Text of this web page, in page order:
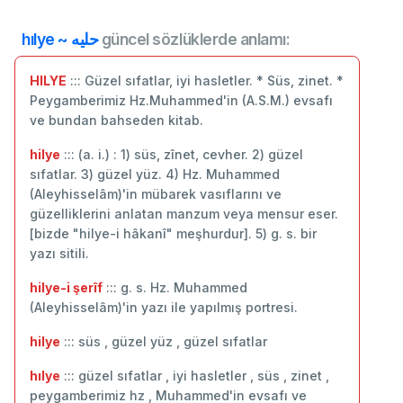
hılye ~ حليهgüncel sözlüklerde anlamı:
HILYE ::: Güzel sıfatlar, iyi hasletler. * Süs, zinet. *
Peygamberimiz Hz.Muhammed'in (A.S.M.) evsafı
ve bundan bahseden kitab.
hilye ::: (a. i.) : 1) süs, zînet, cevher. 2) güzel
sıfatlar. 3) güzel yüz. 4) Hz. Muhammed
(Aleyhisselâm)'in mübarek vasıflarını ve
güzelliklerini anlatan manzum veya mensur eser.
[bizde "hilye-i hâkanî" meşhurdur]. 5) g. s. bir
yazı sitili.
hilye-i şerîf ::: g. s. Hz. Muhammed
(Aleyhisselâm)'in yazı ile yapılmış portresi.
hilye ::: süs , güzel yüz , güzel sıfatlar
hılye ::: güzel sıfatlar , iyi hasletler , süs , zinet ,
peygamberimiz hz , Muhammed'in evsafı ve